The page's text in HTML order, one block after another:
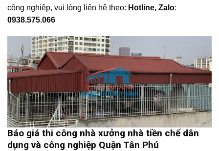
công nghiệp, vui lòng liên hệ theo: Hotline, Zalo:
0938.575.066
Báo giá thi công nhà xưởng nhà tiền chế dân
dụng và công nghiệp Quận Tân Phú